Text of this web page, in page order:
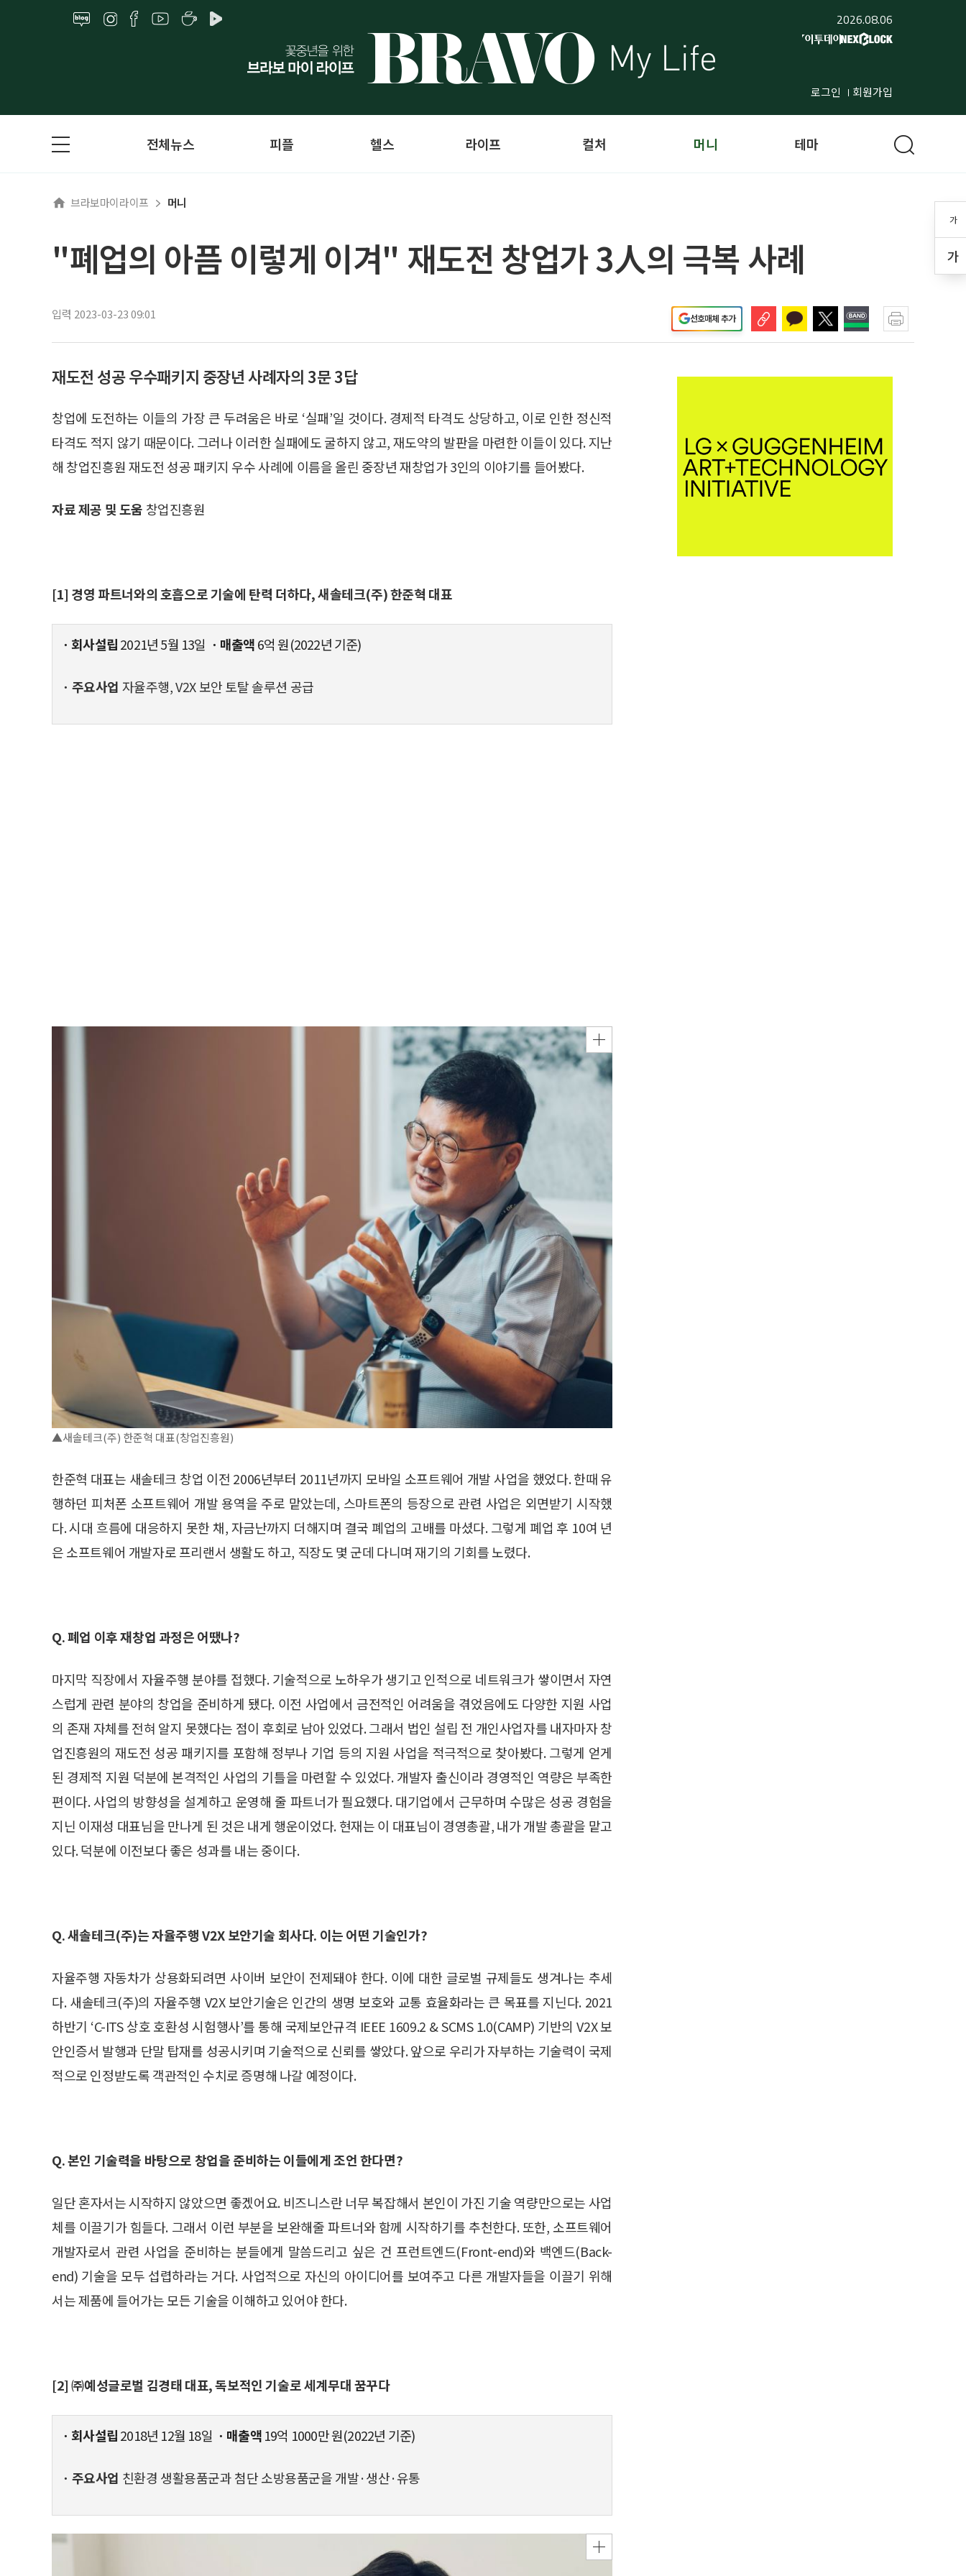
2026.08.06
로그인 회원가입
가
가
전체뉴스 피플 헬스 라이프 컬처 머니 테마
브라보마이라이프 머니
"폐업의 아픔 이렇게 이겨" 재도전 창업가 3人의 극복 사례
입력 2023-03-23 09:01 선호매체 추가
재도전 성공 우수패키지 중장년 사례자의 3문 3답
창업에 도전하는 이들의 가장 큰 두려움은 바로 ‘실패’일 것이다. 경제적 타격도 상당하고, 이로 인한 정신적
타격도 적지 않기 때문이다. 그러나 이러한 실패에도 굴하지 않고, 재도약의 발판을 마련한 이들이 있다. 지난
해 창업진흥원 재도전 성공 패키지 우수 사례에 이름을 올린 중장년 재창업가 3인의 이야기를 들어봤다.
자료 제공 및 도움 창업진흥원
[1] 경영 파트너와의 호흡으로 기술에 탄력 더하다, 새솔테크(주) 한준혁 대표
ㆍ회사설립2021년 5월 13일 ㆍ매출액6억 원(2022년 기준)
ㆍ주요사업 자율주행, V2X 보안 토탈 솔루션 공급
▲새솔테크(주) 한준혁 대표(창업진흥원)
한준혁 대표는 새솔테크 창업 이전 2006년부터 2011년까지 모바일 소프트웨어 개발 사업을 했었다. 한때 유
행하던 피처폰 소프트웨어 개발 용역을 주로 맡았는데, 스마트폰의 등장으로 관련 사업은 외면받기 시작했
다. 시대 흐름에 대응하지 못한 채, 자금난까지 더해지며 결국 폐업의 고배를 마셨다. 그렇게 폐업 후 10여 년
은 소프트웨어 개발자로 프리랜서 생활도 하고, 직장도 몇 군데 다니며 재기의 기회를 노렸다.
Q. 폐업 이후 재창업 과정은 어땠나?
마지막 직장에서 자율주행 분야를 접했다. 기술적으로 노하우가 생기고 인적으로 네트워크가 쌓이면서 자연
스럽게 관련 분야의 창업을 준비하게 됐다. 이전 사업에서 금전적인 어려움을 겪었음에도 다양한 지원 사업
의 존재 자체를 전혀 알지 못했다는 점이 후회로 남아 있었다. 그래서 법인 설립 전 개인사업자를 내자마자 창
업진흥원의 재도전 성공 패키지를 포함해 정부나 기업 등의 지원 사업을 적극적으로 찾아봤다. 그렇게 얻게
된 경제적 지원 덕분에 본격적인 사업의 기틀을 마련할 수 있었다. 개발자 출신이라 경영적인 역량은 부족한
편이다. 사업의 방향성을 설계하고 운영해 줄 파트너가 필요했다. 대기업에서 근무하며 수많은 성공 경험을
지닌 이재성 대표님을 만나게 된 것은 내게 행운이었다. 현재는 이 대표님이 경영총괄, 내가 개발 총괄을 맡고
있다. 덕분에 이전보다 좋은 성과를 내는 중이다.
Q. 새솔테크(주)는 자율주행 V2X 보안기술 회사다. 이는 어떤 기술인가?
자율주행 자동차가 상용화되려면 사이버 보안이 전제돼야 한다. 이에 대한 글로벌 규제들도 생겨나는 추세
다. 새솔테크(주)의 자율주행 V2X 보안기술은 인간의 생명 보호와 교통 효율화라는 큰 목표를 지닌다. 2021
하반기 ‘C-ITS 상호 호환성 시험행사’를 통해 국제보안규격 IEEE 1609.2 & SCMS 1.0(CAMP) 기반의 V2X 보
안인증서 발행과 단말 탑재를 성공시키며 기술적으로 신뢰를 쌓았다. 앞으로 우리가 자부하는 기술력이 국제
적으로 인정받도록 객관적인 수치로 증명해 나갈 예정이다.
Q. 본인 기술력을 바탕으로 창업을 준비하는 이들에게 조언 한다면?
일단 혼자서는 시작하지 않았으면 좋겠어요. 비즈니스란 너무 복잡해서 본인이 가진 기술 역량만으로는 사업
체를 이끌기가 힘들다. 그래서 이런 부분을 보완해줄 파트너와 함께 시작하기를 추천한다. 또한, 소프트웨어
개발자로서 관련 사업을 준비하는 분들에게 말씀드리고 싶은 건 프런트엔드(Front-end)와 백엔드(Back-
end) 기술을 모두 섭렵하라는 거다. 사업적으로 자신의 아이디어를 보여주고 다른 개발자들을 이끌기 위해
서는 제품에 들어가는 모든 기술을 이해하고 있어야 한다.
[2] ㈜예성글로벌 김경태 대표, 독보적인 기술로 세계무대 꿈꾸다
ㆍ회사설립2018년 12월 18일 ㆍ매출액19억 1000만 원(2022년 기준)
ㆍ주요사업 친환경 생활용품군과 첨단 소방용품군을 개발·생산·유통